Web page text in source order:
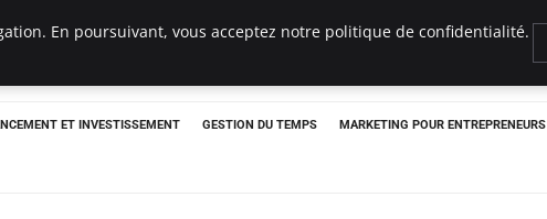
ET INVESTISSEMENT GESTION DU TEMPS MARKETING POUR ENTREPRENEURS
En poursuivant, vous acceptez notre politique de confidentialité.